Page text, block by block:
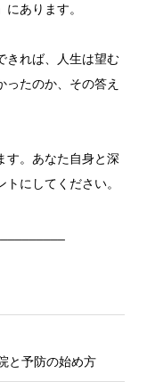
あります。
きれば、人生は望む
たのか、その答え
す。あなた自身と深
にしてください。
と予防の始め方